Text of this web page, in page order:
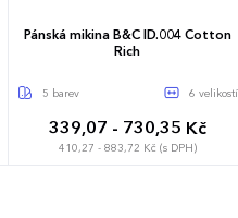
Pánská mikina B&C ID.004 Cotton
Rich
5 barev 6 velikostí
339,07 - 730,35 Kč
410,27 - 883,72 Kč (s DPH)